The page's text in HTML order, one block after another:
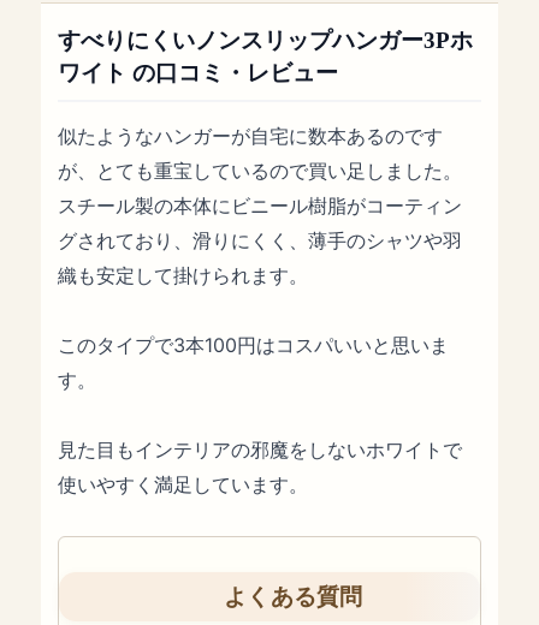
すべりにくいノンスリップハンガー3Pホ
ワイト の口コミ・レビュー
似たようなハンガーが自宅に数本あるのです
が、とても重宝しているので買い足しました。
スチール製の本体にビニール樹脂がコーティン
グされており、滑りにくく、薄手のシャツや羽
織も安定して掛けられます。
このタイプで3本100円はコスパいいと思いま
す。
見た目もインテリアの邪魔をしないホワイトで
使いやすく満足しています。
よくある質問